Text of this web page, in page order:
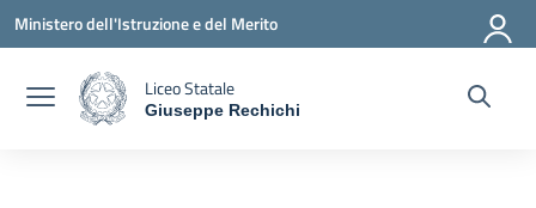
Vai ai contenuti
Vai al menu di navigazione
Vai al footer
Ministero dell'Istruzione e del Merito
Liceo Statale
Giuseppe Rechichi